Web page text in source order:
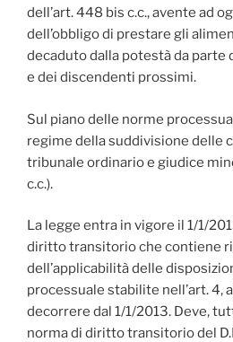
dell’art. 448 bis c.c., avente ad
dell’obbligo di prestare gli
decaduto dalla potestà da parte
e dei discendenti prossimi.
Sul piano delle norme
regime della suddivisione delle
tribunale ordinario e giudice
c.c.).
La legge entra in vigore il 1/1/
diritto transitorio che contiene
dell’applicabilità delle
processuale stabilite nell’art. 4,
decorrere dal 1/1/2013. Deve,
norma di diritto transitorio del